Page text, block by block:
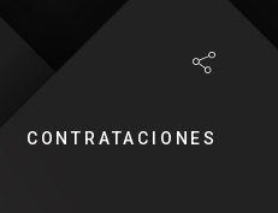
CONTRATACIONES